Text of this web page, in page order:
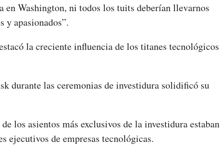
en Washington, ni todos los tuits deberían llevarnos
y apasionados”.
la creciente influencia de los titanes tecnológicos
durante las ceremonias de investidura solidificó su
los asientos más exclusivos de la investidura estaban
ejecutivos de empresas tecnológicas.